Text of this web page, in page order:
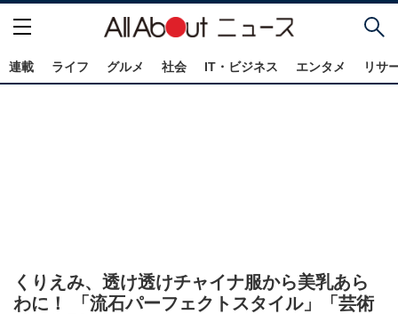
連載 ライフ グルメ 社会 IT・ビジネス エンタメ リサ
くりえみ、透け透けチャイナ服から美乳あら
わに！ 「流石パーフェクトスタイル」「芸術